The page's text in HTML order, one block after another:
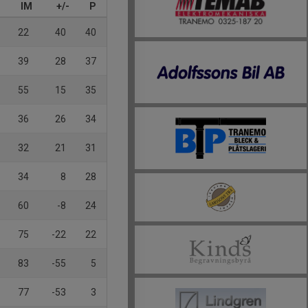
IM +/- P
22 40 40
39 28 37
55 15 35
36 26 34
32 21 31
34 8 28
60 -8 24
75 -22 22
83 -55 5
77 -53 3